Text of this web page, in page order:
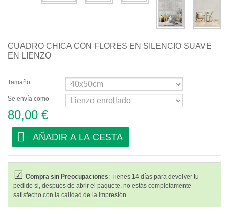
Cocina
CUADRO CHICA CON FLORES EN SILENCIO SUAVE
EN LIENZO
Tamaño
Se envía como
80,00 €
AÑADIR A LA CESTA
Compra sin Preocupaciones: Tienes 14 días para devolver tu
pedido si, después de abrir el paquete, no estás completamente
satisfecho con la calidad de la impresión.